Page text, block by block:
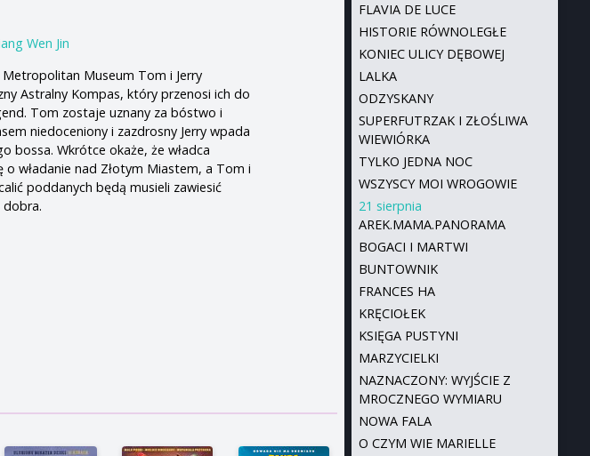
Wen Jin
Museum Tom i Jerry
Astralny Kompas, który przenosi ich do
Tom zostaje uznany za bóstwo i
niedoceniony i zazdrosny Jerry wpada
bossa. Wkrótce okaże, że władca
władanie nad Złotym Miastem, a Tom i
poddanych będą musieli zawiesić
dobra.
FLAVIA DE LUCE
HISTORIE RÓWNOLEGŁE
KONIEC ULICY DĘBOWEJ
LALKA
ODZYSKANY
SUPERFUTRZAK I ZŁOŚLIWA
WIEWIÓRKA
TYLKO JEDNA NOC
WSZYSCY MOI WROGOWIE
21 sierpnia
AREK.MAMA.PANORAMA
BOGACI I MARTWI
BUNTOWNIK
FRANCES HA
KRĘCIOŁEK
KSIĘGA PUSTYNI
MARZYCIELKI
NAZNACZONY: WYJŚCIE Z
MROCZNEGO WYMIARU
NOWA FALA
O CZYM WIE MARIELLE